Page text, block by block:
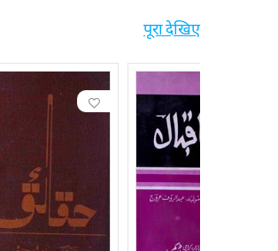
पूरा देखिए